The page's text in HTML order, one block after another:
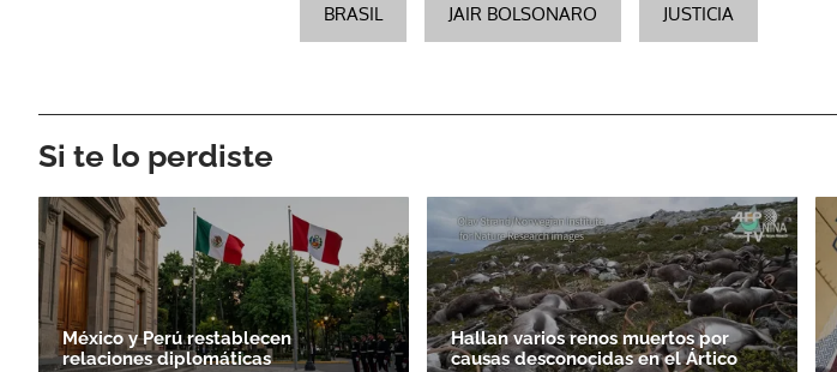
BRASIL JAIR BOLSONARO JUSTICIA
Si te lo perdiste
México y Perú restablecen
relaciones diplomáticas
Hallan varios renos muertos por
causas desconocidas en el Ártico